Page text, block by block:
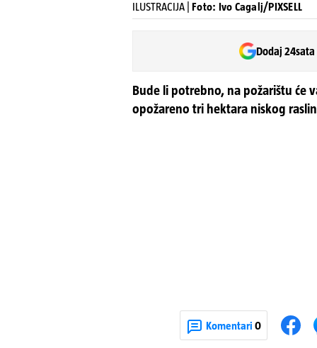
ILUSTRACIJA | Foto: Ivo Cagalj/PIXSELL
Dodaj
Bude li potrebno, na požarištu će
opožareno tri hektara niskog
Komentari 0